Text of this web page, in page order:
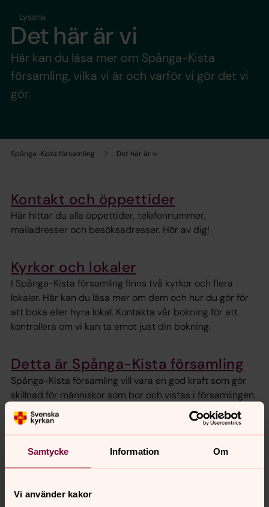
Samtycke Information Om
Vi använder kakor
Spånga-Kista församling Det här är vi
Lyssna
Det här är vi
Här kan du läsa mer om Spånga-Kista
församling, vilka vi är och varför vi gör det vi
gör.
Kontakt och öppettider
Här hittar du alla öppettider, telefonnummer,
mailadresser och besöksadresser. Hör av dig!
Kyrkor och lokaler
I Spånga-Kista församling finns två kyrkor och flera
lokaler. Här kan du läsa mer om dem och hur du gör för
att boka eller hyra lokal. Kontakta vår bokning för att
kontrollera om vi kan ta emot just din bokning.
Detta är Spånga-Kista församling
Spånga-Kista församling vill vara en god kraft som gör
skillnad för människor som bor och vistas i församlingen.
Förtroendevalda
Valda i förtroende. Här hittar du våra